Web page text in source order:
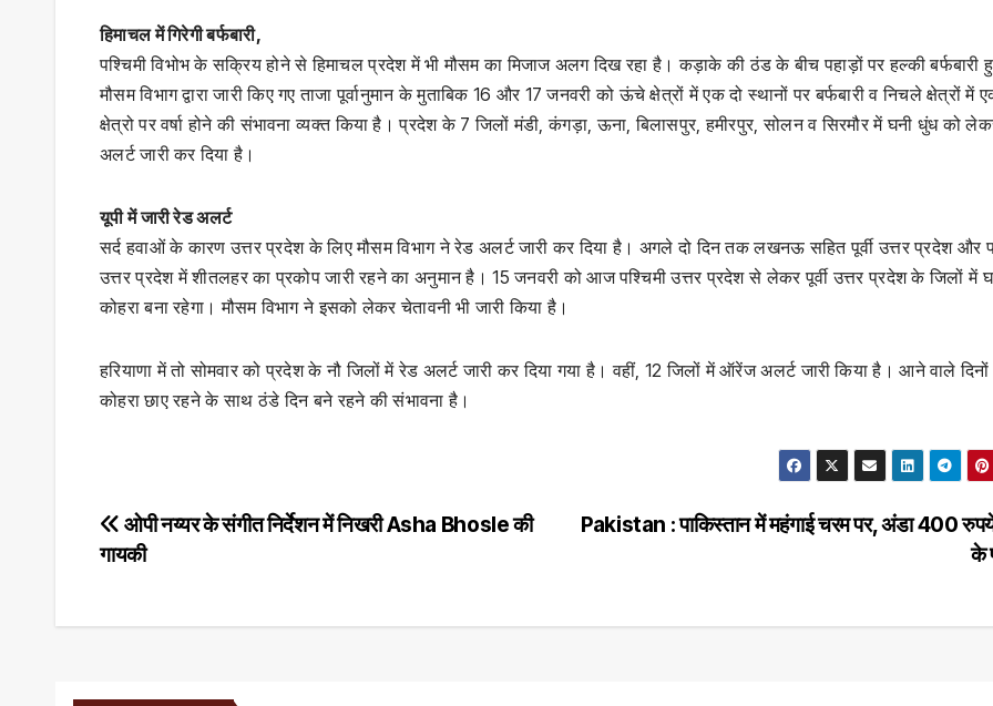
हिमाचल में गिरेगी बर्फबारी,
पश्चिमी विभोभ के सक्रिय होने से हिमाचल प्रदेश में भी मौसम का मिजाज अलग दिख रहा है। कड़ाके की ठंड के बीच पहाड़ों पर हल्की बर्फबारी
मौसम विभाग द्वारा जारी किए गए ताजा पूर्वानुमान के मुताबिक 16 और 17 जनवरी को ऊंचे क्षेत्रों में एक दो स्थानों पर बर्फबारी व निचले क्षेत्रों में
क्षेत्रो पर वर्षा होने की संभावना व्यक्त किया है। प्रदेश के 7 जिलों मंडी, कंगड़ा, ऊना, बिलासपुर, हमीरपुर, सोलन व सिरमौर में घनी धुंध को
अलर्ट जारी कर दिया है।
यूपी में जारी रेड अलर्ट
सर्द हवाओं के कारण उत्तर प्रदेश के लिए मौसम विभाग ने रेड अलर्ट जारी कर दिया है। अगले दो दिन तक लखनऊ सहित पूर्वी उत्तर प्रदेश और
उत्तर प्रदेश में शीतलहर का प्रकोप जारी रहने का अनुमान है। 15 जनवरी को आज पश्चिमी उत्तर प्रदेश से लेकर पूर्वी उत्तर प्रदेश के जिलों में
कोहरा बना रहेगा। मौसम विभाग ने इसको लेकर चेतावनी भी जारी किया है।
हरियाणा में तो सोमवार को प्रदेश के नौ जिलों में रेड अलर्ट जारी कर दिया गया है। वहीं, 12 जिलों में ऑरेंज अलर्ट जारी किया है। आने वाले
कोहरा छाए रहने के साथ ठंडे दिन बने रहने की संभावना है।
Post
Pakistan : पाकिस्तान में महंगाई चरम पर, अंडा 400
के
ओपी नय्यर के संगीत निर्देशन में निखरी Asha Bhosle की
गायकी